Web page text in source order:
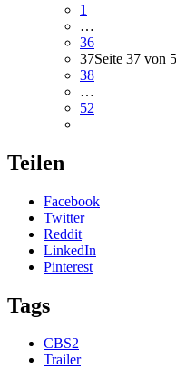
1
…
36
37Seite 37 von
38
…
52
Teilen
Facebook
Twitter
Reddit
LinkedIn
Pinterest
Tags
CBS2
Trailer